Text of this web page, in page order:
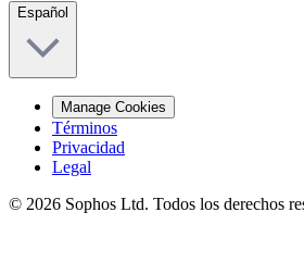
Español
Manage Cookies
Términos
Privacidad
Legal
© 2026 Sophos Ltd. Todos los derechos